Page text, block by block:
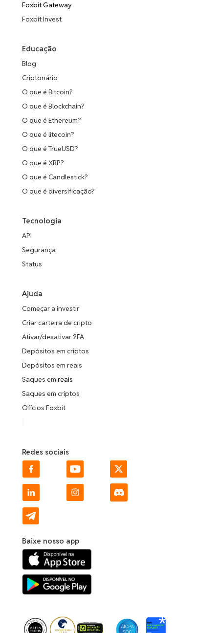
Foxbit Gateway
Foxbit Invest
Educação
Blog
Criptonário
O que é Bitcoin?
O que é Blockchain?
O que é Ethereum?
O que é litecoin?
O que é TrueUSD?
O que é XRP?
O que é Candlestick?
O que é diversificação?
Tecnologia
API
Segurança
Status
Ajuda
Começar a investir
Criar carteira de cripto
Ativar/desativar 2FA
Depósitos em criptos
Depósitos em reais
Saques em reais
Saques em criptos
Ofícios Foxbit
Redes sociais
Baixe nosso app